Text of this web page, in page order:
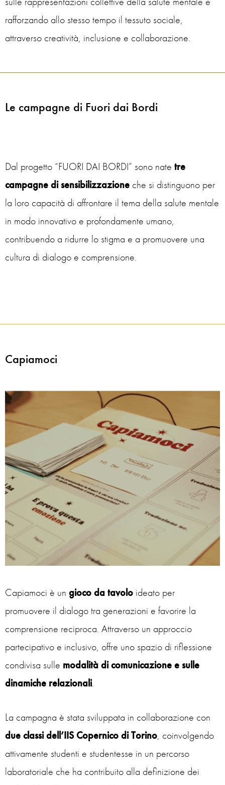
rafforzando allo stesso tempo il tessuto sociale,
attraverso creatività, inclusione e collaborazione.
Le campagne di Fuori dai Bordi
Dal progetto “FUORI DAI BORDI” sono nate tre
campagne di sensibilizzazione che si distinguono per
la loro capacità di affrontare il tema della salute mentale
in modo innovativo e profondamente umano,
contribuendo a ridurre lo stigma e a promuovere una
cultura di dialogo e comprensione.
Capiamoci
Capiamoci è un gioco da tavolo ideato per
promuovere il dialogo tra generazioni e favorire la
comprensione reciproca. Attraverso un approccio
partecipativo e inclusivo, offre uno spazio di riflessione
condivisa sulle modalità di comunicazione e sulle
dinamiche relazionali.
La campagna è stata sviluppata in collaborazione con
due classi dell’IIS Copernico di Torino, coinvolgendo
attivamente studenti e studentesse in un percorso
laboratoriale che ha contribuito alla definizione dei